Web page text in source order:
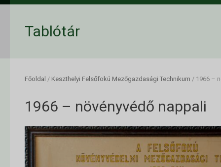
Tablótár
Főoldal / Keszthelyi Felsőfokú Mezőgazdasági Technikum / 1966 –
1966 – növényvédő nappali